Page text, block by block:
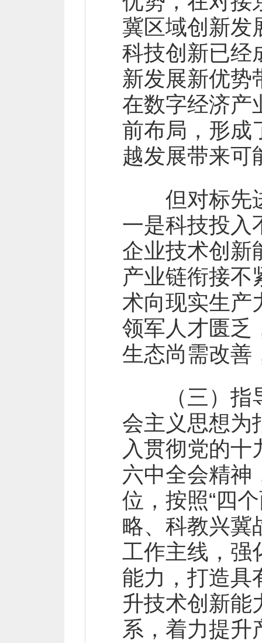
冀区域创新发
科技创新已经
新发展新优势
在数字经济产
前布局，形成
越发展带来可
但对标先进
一是科技投入
企业技术创新
产业链衔接不
术向现实生产
领军人才匮乏
生态尚需改善
（三）指导
会主义思想为
入贯彻党的
六中全会精神
位，按照“四
略、科教兴冀
工作主线，强
能力，打造具
升技术创新能
系，着力提升